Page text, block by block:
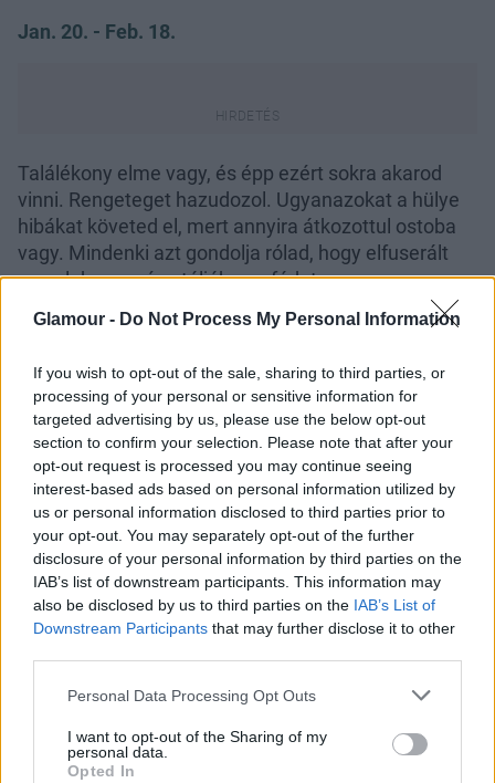
Glamour - Do Not Process My Personal Information
If you wish to opt-out of the sale, sharing to third parties, or
processing of your personal or sensitive information for
targeted advertising by us, please use the below opt-out
section to confirm your selection. Please note that after your
opt-out request is processed you may continue seeing
interest-based ads based on personal information utilized by
us or personal information disclosed to third parties prior to
your opt-out. You may separately opt-out of the further
disclosure of your personal information by third parties on the
IAB’s list of downstream participants. This information may
also be disclosed by us to third parties on the IAB’s List of
Downstream Participants that may further disclose it to other
Please note that this website/app uses one or more Google
not limited to your visit or usage behaviour. You may click to
grant or deny consent to Google and its third-party tags to
Personal Data Processing Opt Outs
I want to opt-out of the Sharing of my
personal data.
Opted In
Jan. 20. - Feb. 18.
Találékony elme vagy, és épp ezért sokra akarod
vinni. Rengeteget hazudozol. Ugyanazokat a hülye
hibákat követed el, mert annyira átkozottul ostoba
vagy. Mindenki azt gondolja rólad, hogy elfuserált
egy alak vagy, és utálják a pofádat.
Önt azért szereti sok ember, mert úgy néz ki, mintha
barátaira, ismerőseidre és az emberek kikérik
maguknak állandó erőfitogtatását.
Kisebbrendűségtől szenved, pedig nem kellene. Ön
tényleg kisebbrendű. Ebben a nehéz időszakban a
kézremegésére kellene egy kicsit jobban
odafigyelnie. Elképzelhető, hogy mások ezt
erőszakosságnak érzik, s félelmet kelt bennük. Ha a
napokban Balázs Pali egy titkos találkára invitálja
egy külvárosi azbesztkamrába, semmi szín alatt ne
menjen el! De sose árulja el senkinek: a rendőrök
intelligensek és a Föld banán alakú. Tipp: Törődjön
többet egészségével!